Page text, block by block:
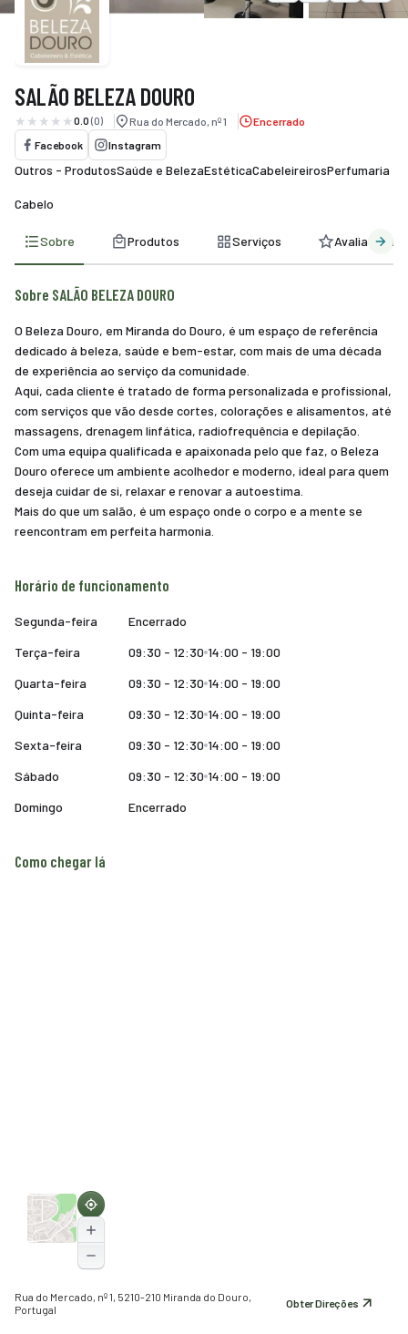
SALÃO BELEZA DOURO
0.0 (0) Rua do Mercado, nº 1
Encerrado
Facebook
Instagram
Outros - ProdutosSaúde e BelezaEstéticaCabeleireirosPerfumaria
Cabelo
Sobre Produtos Serviços Avaliações
Sobre SALÃO BELEZA DOURO
O Beleza Douro, em Miranda do Douro, é um espaço de referência
dedicado à beleza, saúde e bem-estar, com mais de uma década
de experiência ao serviço da comunidade.
Aqui, cada cliente é tratado de forma personalizada e profissional,
com serviços que vão desde cortes, colorações e alisamentos, até
massagens, drenagem linfática, radiofrequência e depilação.
Com uma equipa qualificada e apaixonada pelo que faz, o Beleza
Douro oferece um ambiente acolhedor e moderno, ideal para quem
deseja cuidar de si, relaxar e renovar a autoestima.
Mais do que um salão, é um espaço onde o corpo e a mente se
reencontram em perfeita harmonia.
Horário de funcionamento
Segunda-feira
Encerrado
Terça-feira
09:30 - 12:30 14:00 - 19:00
Quarta-feira
09:30 - 12:30 14:00 - 19:00
Quinta-feira
09:30 - 12:30 14:00 - 19:00
Sexta-feira
09:30 - 12:30 14:00 - 19:00
Sábado
09:30 - 12:30 14:00 - 19:00
Domingo
Encerrado
Como chegar lá
Rua do Mercado, nº 1, 5210-210 Miranda do Douro,
Portugal
Obter Direções